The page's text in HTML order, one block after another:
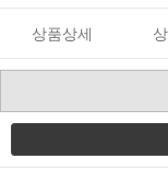
상품상세